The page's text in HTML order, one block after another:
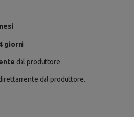
giorni
dal produttore
dal produttore.